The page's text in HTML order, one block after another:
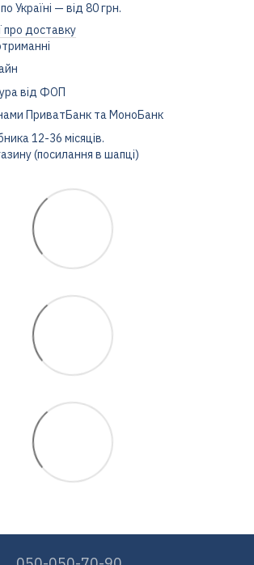
Україні — від 80 грн.
про доставку
від ФОП
ПриватБанк та МоноБанк
12-36 місяців.
(посилання в шапці)